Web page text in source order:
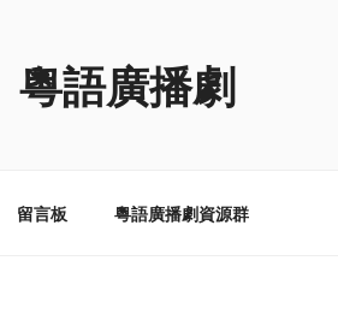
粵語廣播劇
留言板 粵語廣播劇資源群